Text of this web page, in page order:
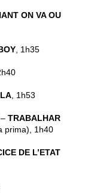
ON VA OU
, 1h35
, 1h53
TRABALHAR
prima), 1h40
DE L’ETAT